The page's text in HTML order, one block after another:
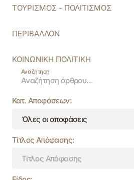
ΤΟΥΡΙΣΜΟΣ - ΠΟΛΙΤΙΣΜΟΣ
ΠΕΡΙΒΑΛΛΟΝ
ΚΟΙΝΩΝΙΚΗ ΠΟΛΙΤΙΚΗ
Αναζήτηση
Κατ. Αποφάσεων:
Τίτλος Απόφασης: